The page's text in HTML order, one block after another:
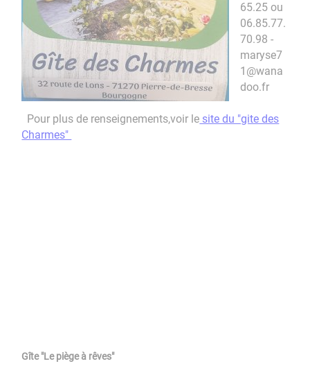
65.25 ou
06.85.77.
70.98 -
maryse7
1@wana
doo.fr
Pour plus de renseignements,voir le site du "gite des
Charmes"
Gîte "Le piège à rêves"